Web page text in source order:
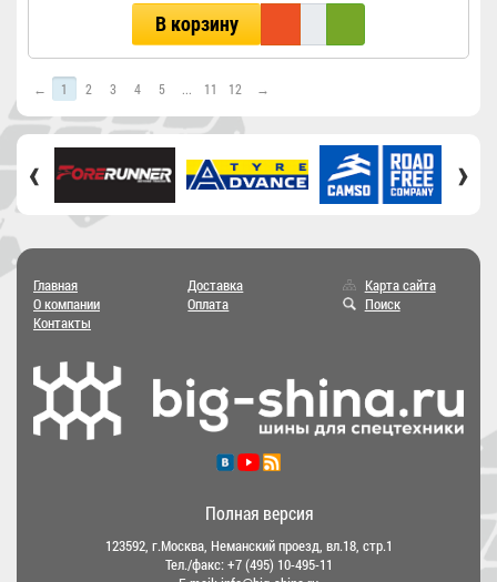
В корзину
← 1 2 3 4 5 ... 11 12 →
‹ ›
Главная
О компании
Контакты
Доставка
Оплата
Карта сайта
Поиск
Полная версия
123592, г.Москва, Неманский проезд, вл.18, стр.1
Тел./факс:+7 (495) 10-495-11